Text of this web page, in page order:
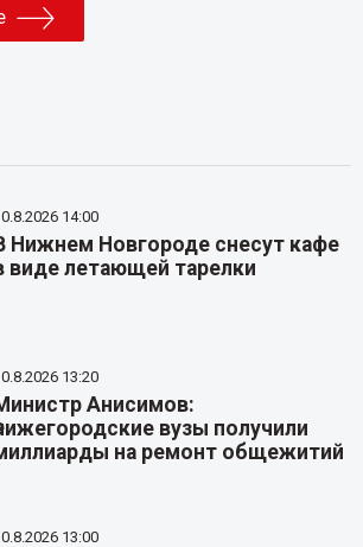
14:00
Нижнем Новгороде снесут кафе
виде летающей тарелки
13:20
Анисимов:
вузы получили
на ремонт общежитий
13:00